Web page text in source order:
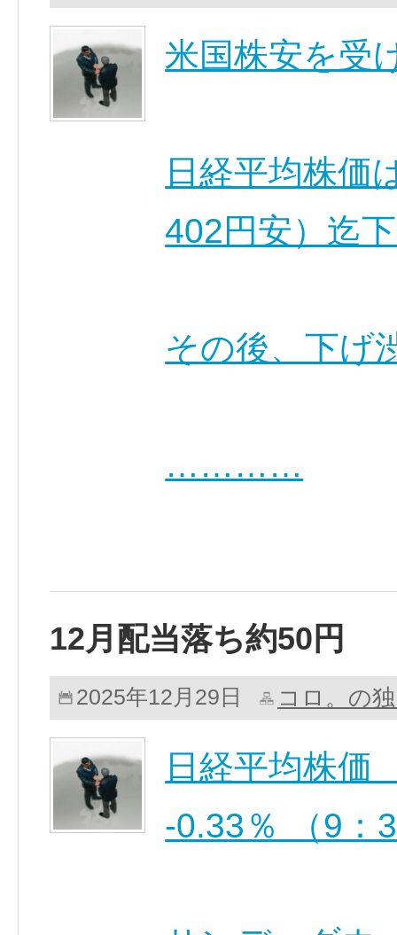
米国株安を受
日経平均株価
402円安）迄
その後、下げ
…………
12月配当落ち約50円
2025年12月29日 コロ。の
日経平均株
-0.33％ （9：